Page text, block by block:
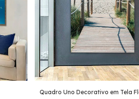
Quadro Uno Decorativo em Tela